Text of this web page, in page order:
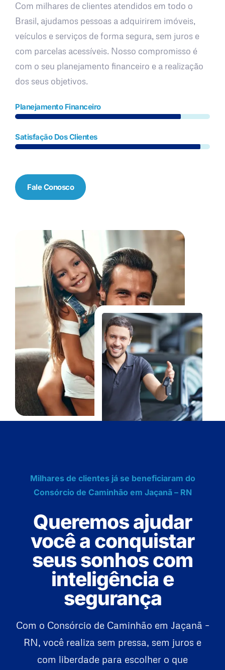
Com milhares de clientes atendidos em todo o
Brasil, ajudamos pessoas a adquirirem imóveis,
veículos e serviços de forma segura, sem juros e
com parcelas acessíveis. Nosso compromisso é
com o seu planejamento financeiro e a realização
dos seus objetivos.
Planejamento Financeiro
Satisfação Dos Clientes
Fale Conosco
Milhares de clientes já se beneficiaram do
Consórcio de Caminhão em Jaçanã – RN
Queremos ajudar
você a conquistar
seus sonhos com
inteligência e
segurança
Com o Consórcio de Caminhão em Jaçanã –
RN, você realiza sem pressa, sem juros e
com liberdade para escolher o que